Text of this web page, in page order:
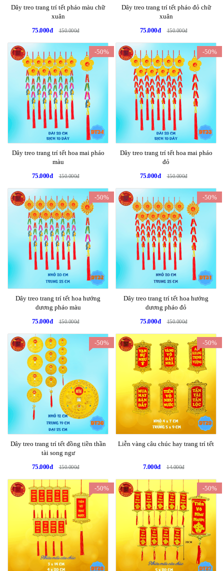
Dây treo trang trí tết pháo màu chữ
xuân
75.000đ
150.000đ
Dây treo trang trí tết pháo đỏ chữ
xuân
75.000đ
150.000đ
-50%
Dây treo trang trí tết hoa mai pháo
màu
75.000đ
150.000đ
-50%
Dây treo trang trí tết hoa mai pháo
đỏ
75.000đ
150.000đ
-50%
Dây treo trang trí tết hoa hướng
dương pháo màu
75.000đ
150.000đ
-50%
Dây treo trang trí tết hoa hướng
dương pháo đỏ
75.000đ
150.000đ
-50%
Dây treo trang trí tết đồng tiền thần
tài song ngư
75.000đ
150.000đ
-50%
Liễn vàng câu chúc hay trang trí tết
7.000đ 14.000đ
-50% -50%